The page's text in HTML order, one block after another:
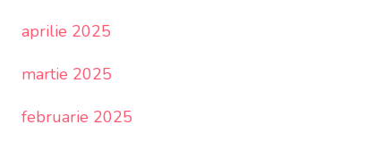
aprilie 2025
martie 2025
februarie 2025